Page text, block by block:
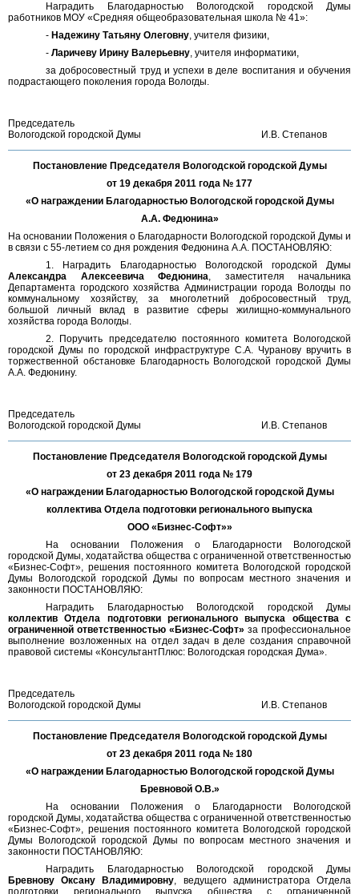
Наградить Благодарностью Вологодской городской Думы
работников МОУ «Средняя общеобразовательная школа № 41»:
- Надежину Татьяну Олеговну, учителя физики,
-Ларичеву Ирину Валерьевну, учителя информатики,
за добросовестный труд и успехи в деле воспитания и обучения
подрастающего поколения города Вологды.
Председатель
Вологодской городской Думы
И.В. Степанов
Постановление Председателя Вологодской городской Думы
от 19 декабря 2011 года № 177
«О награждении Благодарностью Вологодской городской Думы
А.А. Федюнина»
На основании Положения о Благодарности Вологодской городской Думы и
в связи с 55-летием со дня рождения Федюнина А.А. ПОСТАНОВЛЯЮ:
1. Наградить Благодарностью Вологодской городской Думы
Александра Алексеевича Федюнина, заместителя начальника
Департамента городского хозяйства Администрации города Вологды по
коммунальному хозяйству, за многолетний добросовестный труд,
большой личный вклад в развитие сферы жилищно-коммунального
хозяйства города Вологды.
2. Поручить председателю постоянного комитета Вологодской
городской Думы по городской инфраструктуре С.А. Чуранову вручить в
торжественной обстановке Благодарность Вологодской городской Думы
А.А. Федюнину.
Председатель
Вологодской городской Думы
И.В. Степанов
Постановление Председателя Вологодской городской Думы
от 23 декабря 2011 года № 179
«О награждении Благодарностью Вологодской городской Думы
коллектива Отдела подготовки регионального выпуска
ООО «Бизнес-Софт»»
На основании Положения о Благодарности Вологодской
городской Думы, ходатайства общества с ограниченной ответственностью
«Бизнес-Софт», решения постоянного комитета Вологодской городской
Думы Вологодской городской Думы по вопросам местного значения и
законности ПОСТАНОВЛЯЮ:
Наградить Благодарностью Вологодской городской Думы
коллектив Отдела подготовки регионального выпуска общества с
ограниченной ответственностью «Бизнес-Софт» за профессиональное
выполнение возложенных на отдел задач в деле создания справочной
правовой системы «КонсультантПлюс: Вологодская городская Дума».
Председатель
Вологодской городской Думы
И.В. Степанов
Постановление Председателя Вологодской городской Думы
от 23 декабря 2011 года № 180
«О награждении Благодарностью Вологодской городской Думы
Бревновой О.В.»
На основании Положения о Благодарности Вологодской
городской Думы, ходатайства общества с ограниченной ответственностью
«Бизнес-Софт», решения постоянного комитета Вологодской городской
Думы Вологодской городской Думы по вопросам местного значения и
законности ПОСТАНОВЛЯЮ:
Наградить Благодарностью Вологодской городской Думы
Бревнову Оксану Владимировну, ведущего администратора Отдела
подготовки регионального выпуска общества с ограниченной